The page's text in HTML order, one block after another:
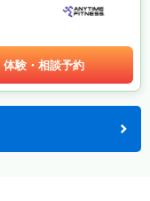
体験・相談予約